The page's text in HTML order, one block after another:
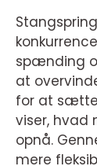
spænding
at
for at sætte
viser, hvad
opnå.
mere